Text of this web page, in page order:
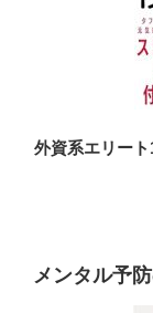
外資系エリー
メンタル予